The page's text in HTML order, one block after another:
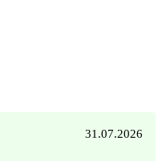
31.07.2026